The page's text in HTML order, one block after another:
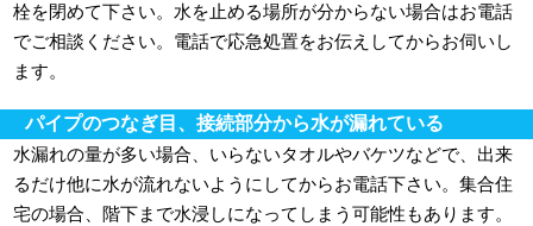
栓を閉めて下さい。水を止める場所が分からない場合はお電話
でご相談ください。電話で応急処置をお伝えしてからお伺いし
ます。
パイプのつなぎ目、接続部分から水が漏れている
水漏れの量が多い場合、いらないタオルやバケツなどで、出来
るだけ他に水が流れないようにしてからお電話下さい。集合住
宅の場合、階下まで水浸しになってしまう可能性もあります。